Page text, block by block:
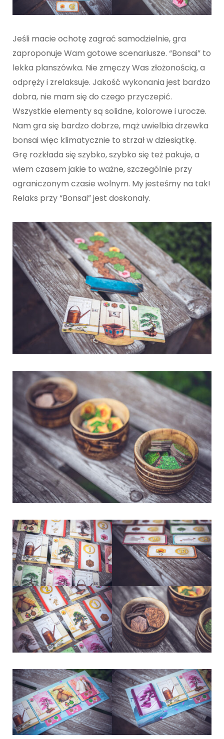
Jeśli macie ochotę zagrać samodzielnie, gra
zaproponuje Wam gotowe scenariusze. “Bonsai” to
lekka planszówka. Nie zmęczy Was złożonością, a
odpręży i zrelaksuje. Jakość wykonania jest bardzo
dobra, nie mam się do czego przyczepić.
Wszystkie elementy są solidne, kolorowe i urocze.
Nam gra się bardzo dobrze, mąż uwielbia drzewka
bonsai więc klimatycznie to strzał w dziesiątkę.
Grę rozkłada się szybko, szybko się też pakuje, a
wiem czasem jakie to ważne, szczególnie przy
ograniczonym czasie wolnym. My jesteśmy na tak!
Relaks przy “Bonsai” jest doskonały.